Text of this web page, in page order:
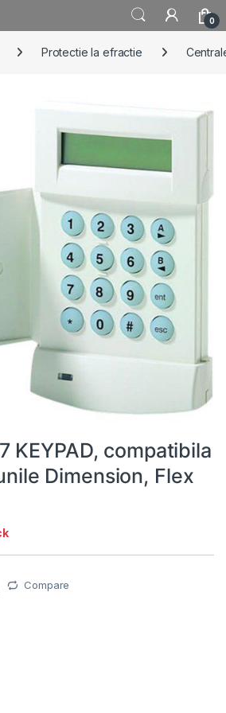
0
Protectie la efractie
KEYPAD, compatibila
Dimension, Flex
Compare